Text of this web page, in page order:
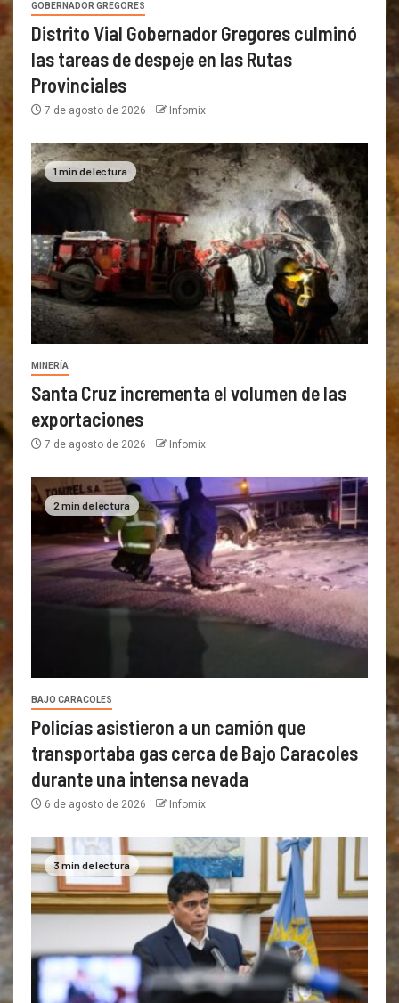
GOBERNADOR GREGORES
Distrito Vial Gobernador Gregores culminó
las tareas de despeje en las Rutas
Provinciales
7 de agosto de 2026 Infomix
1 min de lectura
MINERÍA
Santa Cruz incrementa el volumen de las
exportaciones
7 de agosto de 2026 Infomix
2 min de lectura
BAJO CARACOLES
Policías asistieron a un camión que
transportaba gas cerca de Bajo Caracoles
durante una intensa nevada
6 de agosto de 2026 Infomix
3 min de lectura